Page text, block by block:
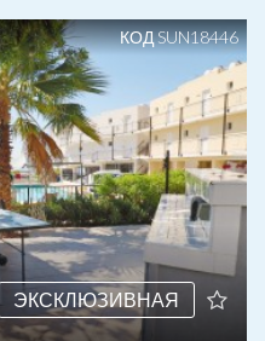
ЭКСКЛЮЗИВНАЯ
КОД SUN18446